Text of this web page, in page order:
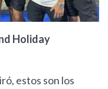
Holiday
estos son los